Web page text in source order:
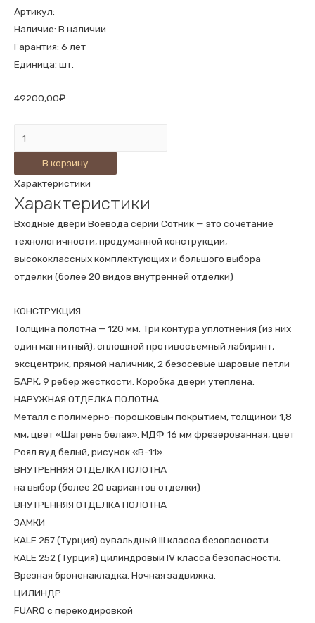
Артикул:
Наличие: В наличии
Гарантия: 6 лет
Единица: шт.
49200,00₽
ВХОДНАЯ
ДВЕРЬ
СОТНИК-5
В-8
ВЕНГЕ
В корзину
Характеристики
Характеристики
Входные двери Воевода серии Сотник — это сочетание
технологичности, продуманной конструкции,
высококлассных комплектующих и большого выбора
отделки (более 20 видов внутренней отделки)
КОНСТРУКЦИЯ
Толщина полотна — 120 мм. Три контура уплотнения (из них
один магнитный), сплошной противосъемный лабиринт,
эксцентрик, прямой наличник, 2 безосевые шаровые петли
БАРК, 9 ребер жесткости. Коробка двери утеплена.
НАРУЖНАЯ ОТДЕЛКА ПОЛОТНА
Металл с полимерно-порошковым покрытием, толщиной 1,8
мм, цвет «Шагрень белая». МДФ 16 мм фрезерованная, цвет
Роял вуд белый, рисунок «В-11».
ВНУТРЕННЯЯ ОТДЕЛКА ПОЛОТНА
на выбор (более 20 вариантов отделки)
ВНУТРЕННЯЯ ОТДЕЛКА ПОЛОТНА
ЗАМКИ
КALE 257 (Турция) сувальдный III класса безопасности.
КALE 252 (Турция) цилиндровый IV класса безопасности.
Врезная броненакладка. Ночная задвижка.
ЦИЛИНДР
FUARO с перекодировкой